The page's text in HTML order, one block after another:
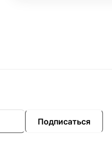
Подписаться